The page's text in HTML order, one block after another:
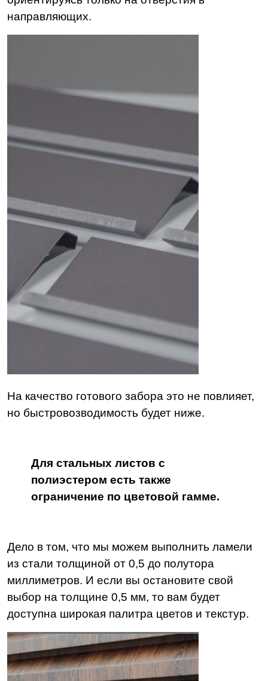
направляющих.
На качество готового забора это не повлияет,
но быстровозводимость будет ниже.
Для стальных листов с
полиэстером есть также
ограничение по цветовой гамме.
Дело в том, что мы можем выполнить ламели
из стали толщиной от 0,5 до полутора
миллиметров. И если вы остановите свой
выбор на толщине 0,5 мм, то вам будет
доступна широкая палитра цветов и текстур.